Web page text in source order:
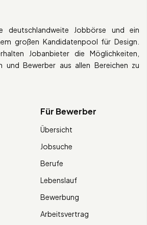
deutschlandweite Jobbörse und ein
großen Kandidatenpool für Design.
Jobanbieter die Möglichkeiten,
und Bewerber aus allen Bereichen zu
Für Bewerber
Übersicht
Jobsuche
Berufe
Lebenslauf
Bewerbung
Arbeitsvertrag